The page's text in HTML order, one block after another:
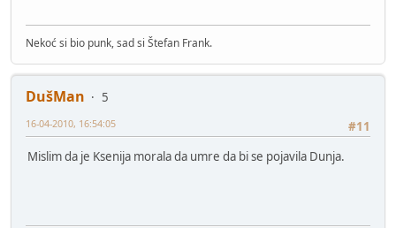
Nekoć si bio punk, sad si Štefan Frank.
DušMan
5
#11
16-04-2010, 16:54:05
Mislim da je Ksenija morala da umre da bi se pojavila Dunja.